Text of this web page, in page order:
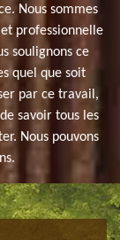
Nous sommes
professionnelle
soulignons ce
quel que soit
par ce travail,
savoir tous les
Nous pouvons